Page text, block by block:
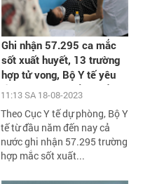
Ghi nhận 57.295 ca mắc
sốt xuất huyết, 13 trường
hợp tử vong, Bộ Y tế yêu
cầu xử lý triệt để các ổ
11:13 SA 18-08-2023
Theo Cục Y tế dự phòng, Bộ Y
tế từ đầu năm đến nay cả
nước ghi nhận 57.295 trường
hợp mắc sốt xuất...